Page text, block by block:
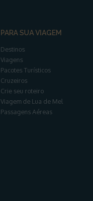
PARA SUA VIAGEM
Destinos
Viagens
Pacotes Turísticos
Cruzeiros
Crie seu roteiro
Viagem de Lua de Mel
Passagens Aéreas